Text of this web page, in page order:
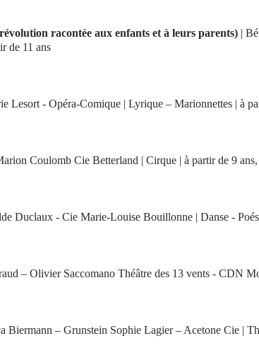
racontée aux enfants et à leurs parents) |
de 11 ans
Lesort - Opéra-Comique | Lyrique – Marionnettes | à
Coulomb Cie Betterland | Cirque | à partir de 9
Duclaux - Cie Marie-Louise Bouillonne | Danse -
– Olivier Saccomano Théâtre des 13 vents - CDN
Biermann – Grunstein Sophie Lagier – Acetone Cie |